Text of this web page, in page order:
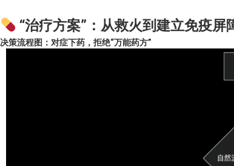
“治疗方案”：从救火到建立免疫屏
决策流程图：对症下药，拒绝“万能药方”